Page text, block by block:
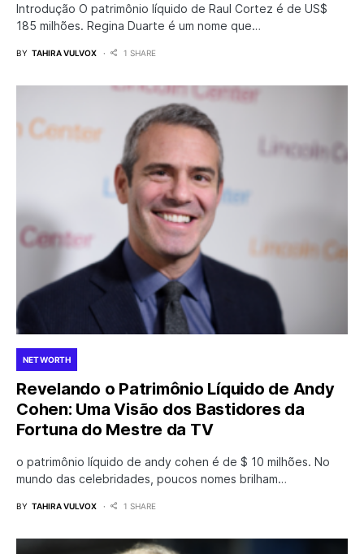
Introdução O patrimônio líquido de Raul Cortez é de US$
185 milhões. Regina Duarte é um nome que…
BY TAHIRA VULVOX 1 SHARE
NET WORTH
Revelando o Patrimônio Líquido de Andy
Cohen: Uma Visão dos Bastidores da
Fortuna do Mestre da TV
o patrimônio líquido de andy cohen é de $ 10 milhões. No
mundo das celebridades, poucos nomes brilham…
BY TAHIRA VULVOX 1 SHARE